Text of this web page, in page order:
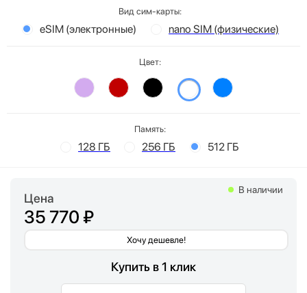
Вид сим-карты:
eSIM (электронные) nano SIM (физические)
Цвет:
Память:
128 ГБ 256 ГБ 512 ГБ
Цена
35 770 ₽
Хочу дешевле!
В наличии
Купить в 1 клик